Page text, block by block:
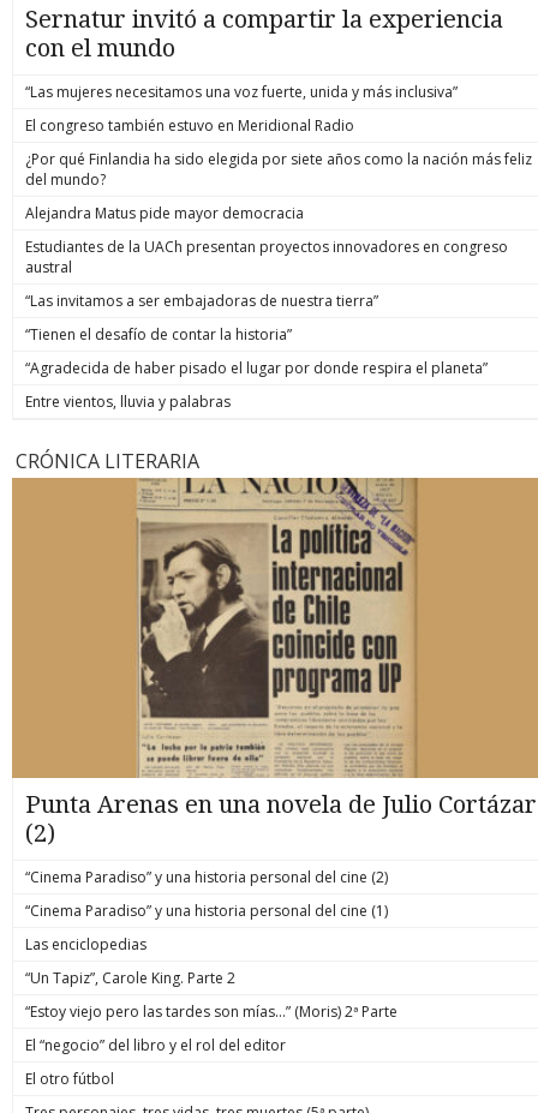
Sernatur invitó a compartir la experiencia
con el mundo
“Las mujeres necesitamos una voz fuerte, unida y más inclusiva”
El congreso también estuvo en Meridional Radio
¿Por qué Finlandia ha sido elegida por siete años como la nación más feliz
del mundo?
Alejandra Matus pide mayor democracia
Estudiantes de la UACh presentan proyectos innovadores en congreso
austral
“Las invitamos a ser embajadoras de nuestra tierra”
“Tienen el desafío de contar la historia”
“Agradecida de haber pisado el lugar por donde respira el planeta”
Entre vientos, lluvia y palabras
CRÓNICA LITERARIA
Punta Arenas en una novela de Julio Cortázar
(2)
“Cinema Paradiso” y una historia personal del cine (2)
“Cinema Paradiso” y una historia personal del cine (1)
Las enciclopedias
“Un Tapiz”, Carole King. Parte 2
“Estoy viejo pero las tardes son mías…” (Moris) 2ª Parte
El “negocio” del libro y el rol del editor
El otro fútbol